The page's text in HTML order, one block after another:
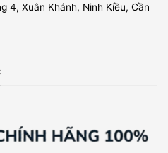
4, Xuân Khánh, Ninh Kiều, Cần